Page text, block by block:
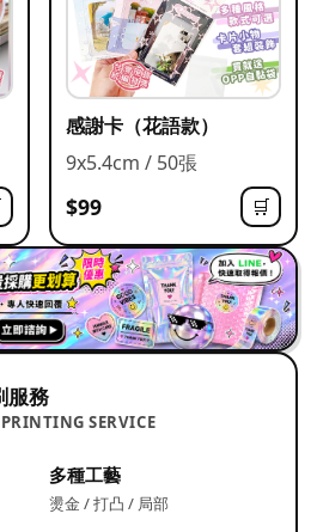
感謝卡（花語款）
9x5.4cm / 50張
$99 🛒
服務
SERVICE
多種工藝
燙金 / 打凸 / 局部